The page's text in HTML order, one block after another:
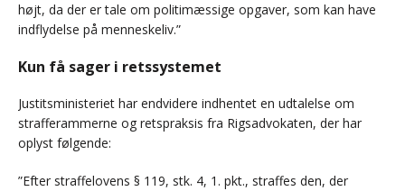
højt, da der er tale om politimæssige opgaver, som kan have
indflydelse på menneskeliv.”
Kun få sager i retssystemet
Justitsministeriet har endvidere indhentet en udtalelse om
strafferammerne og retspraksis fra Rigsadvokaten, der har
oplyst følgende:
”Efter straffelovens § 119, stk. 4, 1. pkt., straffes den, der